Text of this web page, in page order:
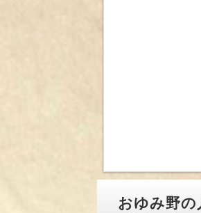
おゆみ野